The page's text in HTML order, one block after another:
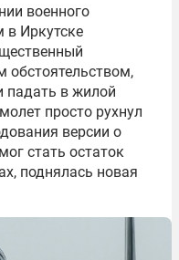
военного
в Иркутске
обстоятельством,
падать в жилой
просто рухнул
версии о
стать остаток
поднялась новая